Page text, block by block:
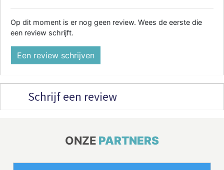
Op dit moment is er nog geen review. Wees de eerste die
een review schrijft.
Een review schrijven
Schrijf een review
ONZE PARTNERS